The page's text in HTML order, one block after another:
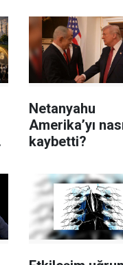
Netanyahu
Amerika’yı
kaybetti?